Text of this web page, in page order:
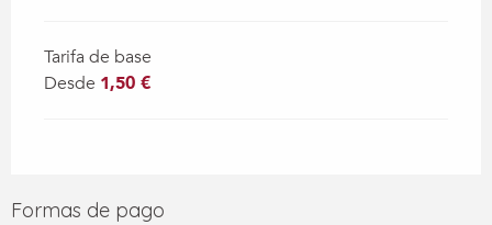
Tarifa de base
Desde 1,50 €
Formas de pago